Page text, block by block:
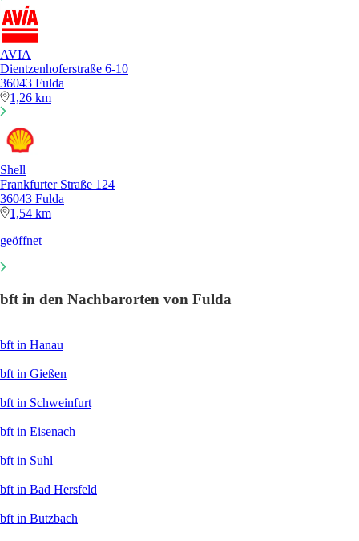
AVIA
Dientzenhoferstraße 6-10
36043 Fulda
1,26 km
Shell
Frankfurter Straße 124
36043 Fulda
1,54 km
geöffnet
bft in den Nachbarorten von Fulda
bft in Hanau
bft in Gießen
bft in Schweinfurt
bft in Eisenach
bft in Suhl
bft in Bad Hersfeld
bft in Butzbach